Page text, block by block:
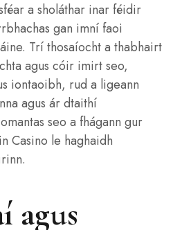
a sholáthar inar féidir
gan imní faoi
Trí thosaíocht a thabhairt
agus cóir imirt seo,
iontaoibh, rud a ligeann
agus ár dtaithí
seo a fhágann gur
Casino le haghaidh
agus